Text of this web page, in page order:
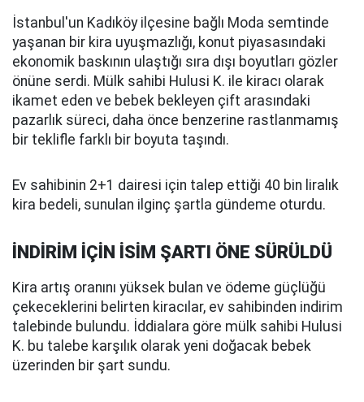
İstanbul'un Kadıköy ilçesine bağlı Moda semtinde
yaşanan bir kira uyuşmazlığı, konut piyasasındaki
ekonomik baskının ulaştığı sıra dışı boyutları gözler
önüne serdi. Mülk sahibi Hulusi K. ile kiracı olarak
ikamet eden ve bebek bekleyen çift arasındaki
pazarlık süreci, daha önce benzerine rastlanmamış
bir teklifle farklı bir boyuta taşındı.
Ev sahibinin 2+1 dairesi için talep ettiği 40 bin liralık
kira bedeli, sunulan ilginç şartla gündeme oturdu.
İNDİRİM İÇİN İSİM ŞARTI ÖNE SÜRÜLDÜ
Kira artış oranını yüksek bulan ve ödeme güçlüğü
çekeceklerini belirten kiracılar, ev sahibinden indirim
talebinde bulundu. İddialara göre mülk sahibi Hulusi
K. bu talebe karşılık olarak yeni doğacak bebek
üzerinden bir şart sundu.